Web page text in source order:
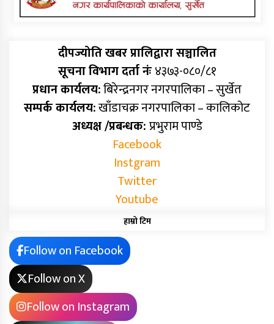
दीपज्योति खबर प्रालिद्वारा सञ्चालित
सूचना विभाग दर्ता नंः४३७३-०८०/८१
प्रधान कार्यलय:बिरेन्द्रनगर नगरपालिका – सुर्खेत
सम्पर्क कार्यलय:खाँडाचक्र नगरपालिका – कालिकोट
अध्यक्ष /प्रबन्धक:प्रभुराम पाण्डे
Facebook
Instgram
Twitter
Youtube
हाम्रो टिम
Follow on Facebook
Follow on X
Follow on Instagram